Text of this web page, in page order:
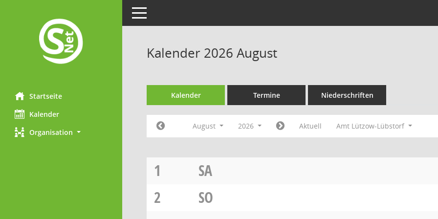
Startseite
Kalender
Organisation
Toggle navigation
Kalender 2026 August
Kalender Termine Niederschriften
August 2026 Aktuell Amt Lützow-Lübstorf
1
SA
2
SO